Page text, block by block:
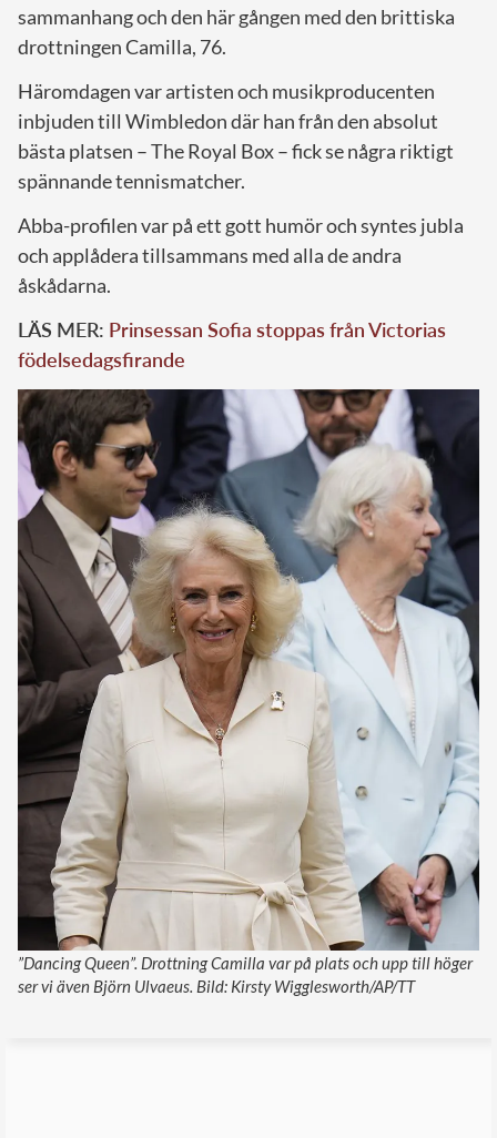
sammanhang och den här gången med den brittiska
drottningen Camilla, 76.
Häromdagen var artisten och musikproducenten
inbjuden till Wimbledon där han från den absolut
bästa platsen – The Royal Box – fick se några riktigt
spännande tennismatcher.
Abba-profilen var på ett gott humör och syntes jubla
och applådera tillsammans med alla de andra
åskådarna.
LÄS MER: Prinsessan Sofia stoppas från Victorias
födelsedagsfirande
”Dancing Queen”. Drottning Camilla var på plats och upp till höger
ser vi även Björn Ulvaeus. Bild: Kirsty Wigglesworth/AP/TT